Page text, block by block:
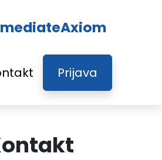
Prijava